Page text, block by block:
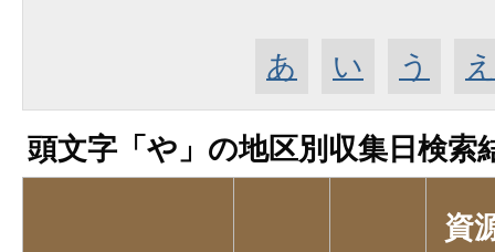
あ い う え
頭文字「 や 」の地区別収集日検索
資